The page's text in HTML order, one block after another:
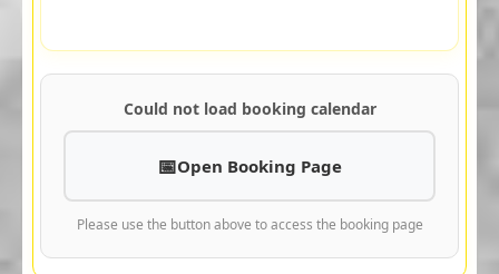
Could not load booking calendar
Open Booking Page
Please use the button above to access the booking page